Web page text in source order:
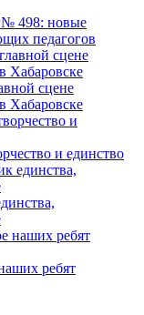
№ 498: новые
педагогов
сцене
Хабаровске
и единство
ребят